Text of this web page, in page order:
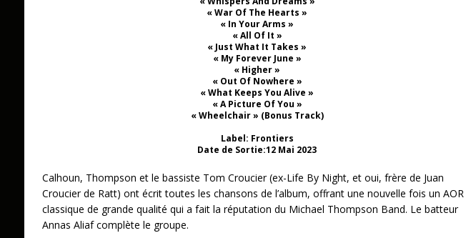
« War Of The Hearts »
« In Your Arms »
« All Of It »
« Just What It Takes »
« My Forever June »
« Higher »
« Out Of Nowhere »
« What Keeps You Alive »
« A Picture Of You »
« Wheelchair » (Bonus Track)
Label: Frontiers
Date de Sortie:12 Mai 2023
Calhoun, Thompson et le bassiste Tom Croucier (ex-Life By Night, et oui, frère de Juan
Croucier de Ratt) ont écrit toutes les chansons de l’album, offrant une nouvelle fois un AOR
classique de grande qualité qui a fait la réputation du Michael Thompson Band. Le batteur
Annas Aliaf complète le groupe.